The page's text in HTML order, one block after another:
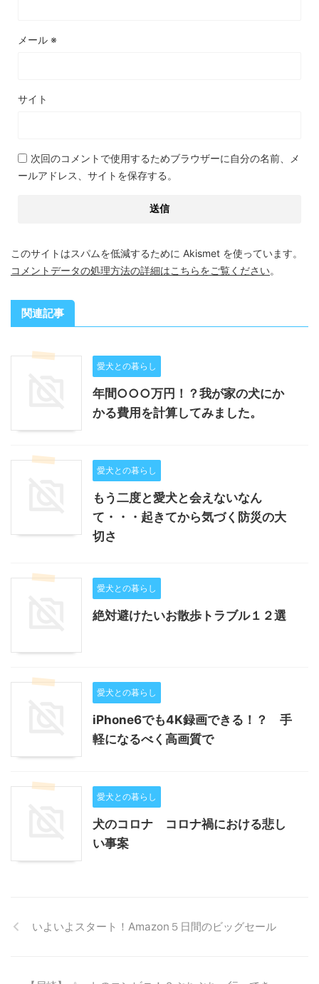
メール ※
サイト
次回のコメントで使用するためブラウザーに自分の名前、メ
ールアドレス、サイトを保存する。
このサイトはスパムを低減するために Akismet を使っています。
コメントデータの処理方法の詳細はこちらをご覧ください。
関連記事
愛犬との暮らし
年間○○○万円！？我が家の犬にか
かる費用を計算してみました。
愛犬との暮らし
もう二度と愛犬と会えないなん
て・・・起きてから気づく防災の大
切さ
愛犬との暮らし
絶対避けたいお散歩トラブル１２選
愛犬との暮らし
iPhone6でも4K録画できる！？ 手
軽になるべく高画質で
愛犬との暮らし
犬のコロナ コロナ禍における悲し
い事案
いよいよスタート！Amazon５日間のビッグセール